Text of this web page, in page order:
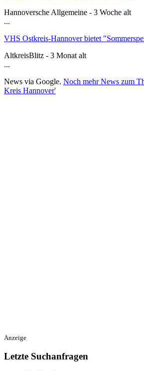
Hannoversche Allgemeine - 3 Woche alt
...
VHS Ostkreis-Hannover bietet
AltkreisBlitz - 3 Monat alt
...
News via Google. Noch mehr News zum
Kreis Hannover'
Anzeige
Letzte Suchanfragen